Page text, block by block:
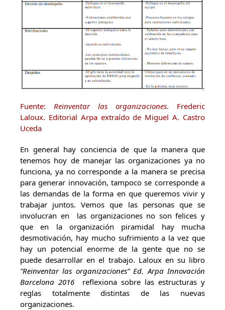
Fuente: Reinventar las organizaciones. Frederic
Laloux. Editorial Arpa extraído de Miguel A. Castro
Uceda
En general hay conciencia de que la manera que
tenemos hoy de manejar las organizaciones ya no
funciona, ya no corresponde a la manera se precisa
para generar innovación, tampoco se corresponde a
las demandas de la forma en que queremos vivir y
trabajar juntos. Vemos que las personas que se
involucran en las organizaciones no son felices y
que en la organización piramidal hay mucha
desmotivación, hay mucho sufrimiento a la vez que
hay un potencial enorme de la gente que no se
puede desarrollar en el trabajo. Laloux en su libro
”Reinventar las organizaciones” Ed. Arpa Innovación
Barcelona 2016 reflexiona sobre las estructuras y
reglas totalmente distintas de las nuevas
organizaciones.